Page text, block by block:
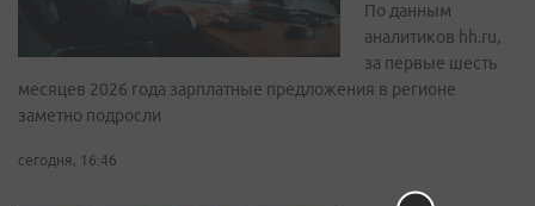
По данным
аналитиков hh.ru,
за первые шесть
месяцев 2026 года зарплатные предложения в регионе
заметно подросли
сегодня, 16:46